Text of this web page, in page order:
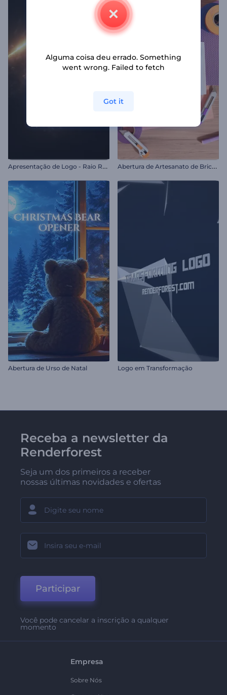
A
presentação de Logo - Raio Reluzente A
bertura de Artesanato de Bricolagem
Abertura de Urso de Natal Logo em Transformação
Receba a newsletter da
Renderforest
Seja um dos primeiros a receber
nossas últimas novidades e ofertas
Participar
Você pode cancelar a inscrição a qualquer
momento
Empresa
Sobre Nós
Alguma coisa deu errado. Something
went wrong. Failed to fetch
Got it